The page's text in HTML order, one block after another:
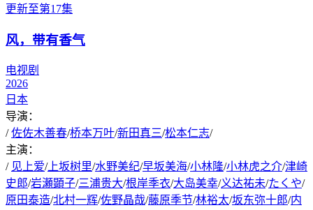
更新至第17集
风，带有香气
电视剧
2026
日本
导演：
/ 佐佐木善春/桥本万叶/新田真三/松本仁志/
主演：
/ 见上爱/上坂树里/水野美纪/早坂美海/小林隆/小林虎之介/津崎
史郎/岩瀬顕子/三浦贵大/根岸季衣/大岛美幸/义达祐未/たくや/
原田泰造/北村一辉/佐野晶哉/藤原季节/林裕太/坂东弥十郎/内